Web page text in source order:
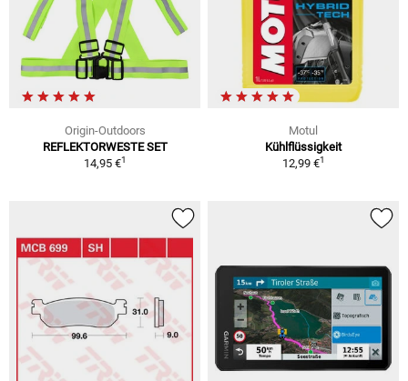
Origin-Outdoors
REFLEKTORWESTE SET
14,95 €1
Motul
Kühlflüssigkeit
12,99 €1